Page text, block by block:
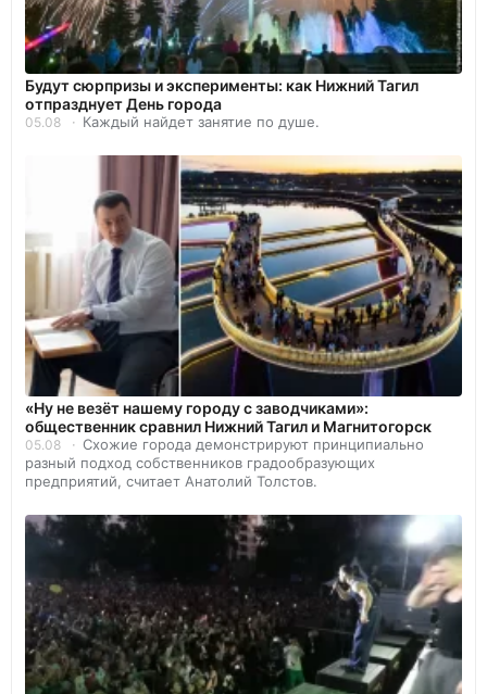
Будут сюрпризы и эксперименты: как Нижний Тагил
отпразднует День города
05.08 Каждый найдет занятие по душе.
«Ну не везёт нашему городу с заводчиками»:
общественник сравнил Нижний Тагил и Магнитогорск
05.08
Схожие города демонстрируют принципиально
разный подход собственников градообразующих
предприятий, считает Анатолий Толстов.